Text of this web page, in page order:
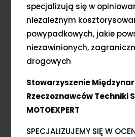
specjalizują się w
niezależnym
powypadkowych, jakie
niezawinionych,
drogowych
Stowarzyszenie
Rzeczoznawców Techniki
MOTOEXPERT
SPECJALIZUJEMY SIĘ W